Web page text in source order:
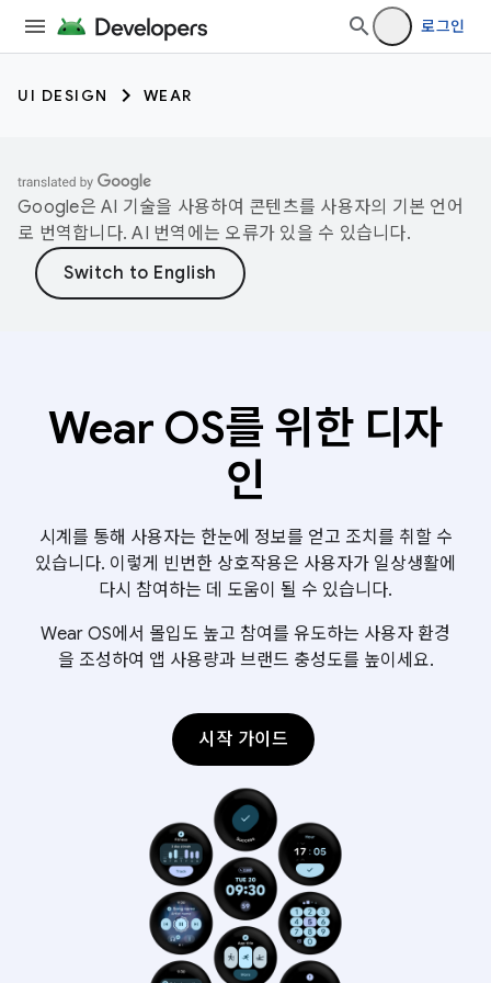
로그인
UI DESIGN WEAR
Google은 AI 기술을 사용하여 콘텐츠를 사용자의 기본 언어
로 번역합니다. AI 번역에는 오류가 있을 수 있습니다.
Wear OS를 위한 디자
인
시계를 통해 사용자는 한눈에 정보를 얻고 조치를 취할 수
있습니다. 이렇게 빈번한 상호작용은 사용자가 일상생활에
다시 참여하는 데 도움이 될 수 있습니다.
Wear OS에서 몰입도 높고 참여를 유도하는 사용자 환경
을 조성하여 앱 사용량과 브랜드 충성도를 높이세요.
시작 가이드